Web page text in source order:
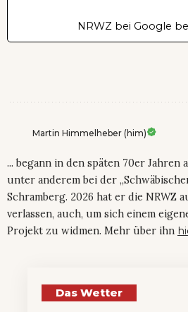
NRWZ bei Google
Martin Himmelheber (him)
... begann in den späten 70er
unter anderem bei der
Schramberg. 2026 hat er die NRWZ
verlassen, auch, um sich einem
Projekt zu widmen. Mehr über ihn
Das Wetter